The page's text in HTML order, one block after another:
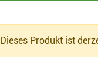
Dieses Produkt ist